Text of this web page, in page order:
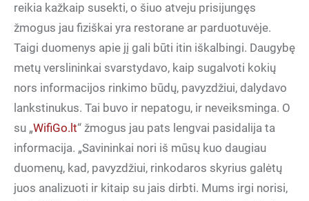
reikia kažkaip susekti, o šiuo atveju prisijungęs
žmogus jau fiziškai yra restorane ar parduotuvėje.
Taigi duomenys apie jį gali būti itin iškalbingi. Daugybę
metų verslininkai svarstydavo, kaip sugalvoti kokių
nors informacijos rinkimo būdų, pavyzdžiui, dalydavo
lankstinukus. Tai buvo ir nepatogu, ir neveiksminga. O
su „WifiGo.lt“ žmogus jau pats lengvai pasidalija ta
informacija. „Savininkai nori iš mūsų kuo daugiau
duomenų, kad, pavyzdžiui, rinkodaros skyrius galėtų
juos analizuoti ir kitaip su jais dirbti. Mums irgi norisi,